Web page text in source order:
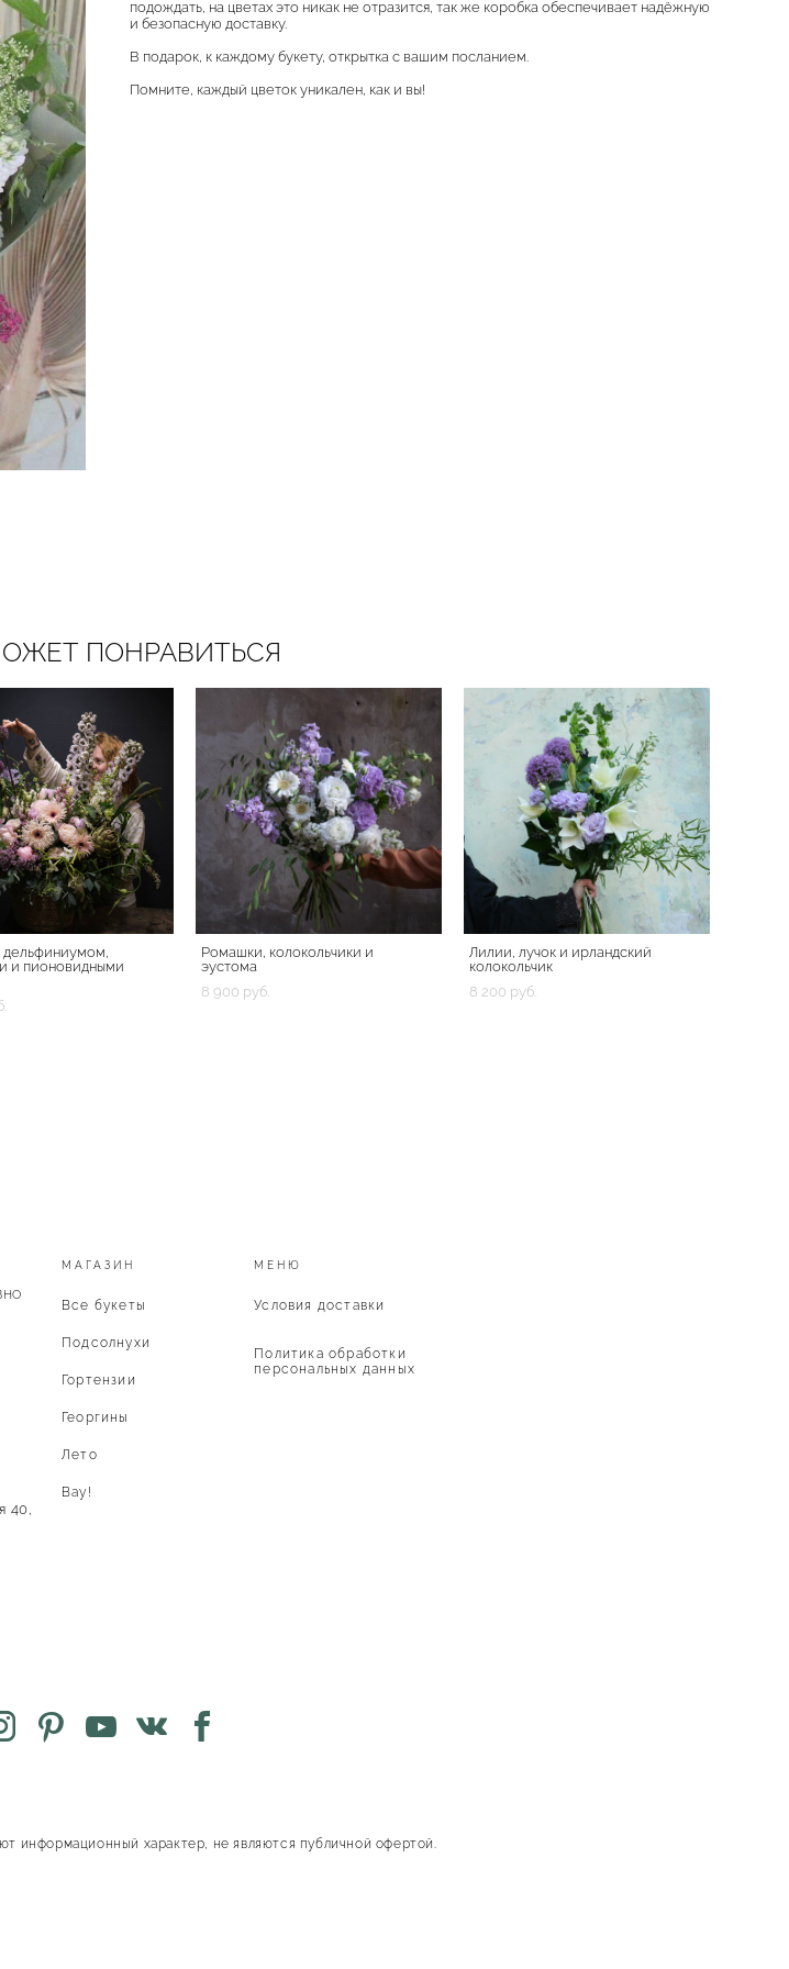
подождать, на цветах это никак не отразится, так же коробка обеспечивает надёжную
и безопасную доставку.
В подарок, к каждому букету, открытка с вашим посланием.
Помните, каждый цветок уникален, как и вы!
ПОНРАВИТЬСЯ
дельфиниумом,
и пионовидными
Ромашки, колокольчики и
эустома
8 900 pуб.
Лилии, лучок и ирландский
колокольчик
8 200 pуб.
40,
МАГАЗИН
Все букеты
Подсолнухи
Гортензии
Георгины
Лето
Вау!
МЕНЮ
Условия доставки
Политика обработки
персональных данных
информационный характер, не являются публичной офертой.